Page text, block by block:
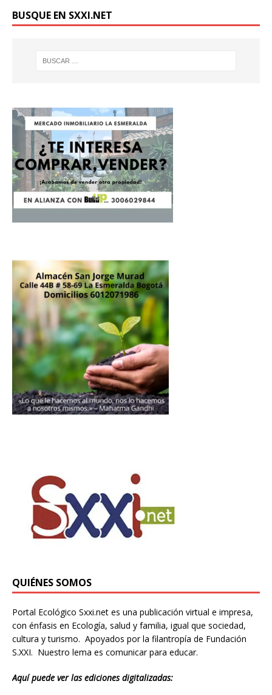
BUSQUE EN SXXI.NET
QUIÉNES SOMOS
Portal Ecológico Sxxi.net es una publicación virtual e impresa,
con énfasis en Ecología, salud y familia, igual que sociedad,
cultura y turismo. Apoyados por la filantropía de Fundación
S.XXI. Nuestro lema es comunicar para educar.
Aquí puede ver las ediciones digitalizadas: